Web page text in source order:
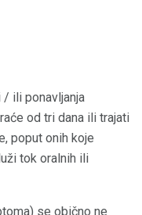
ili ponavljanja
od tri dana ili trajati
poput onih koje
tok oralnih ili
se obično ne